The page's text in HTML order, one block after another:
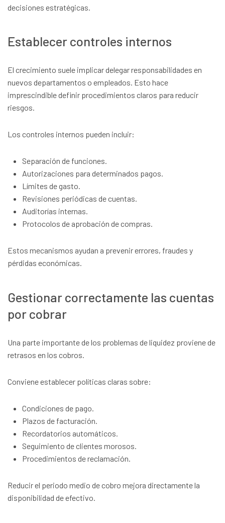
decisiones estratégicas.
Establecer controles internos
El crecimiento suele implicar delegar responsabilidades en
nuevos departamentos o empleados. Esto hace
imprescindible definir procedimientos claros para reducir
riesgos.
Los controles internos pueden incluir:
Separación de funciones.
Autorizaciones para determinados pagos.
Límites de gasto.
Revisiones periódicas de cuentas.
Auditorías internas.
Protocolos de aprobación de compras.
Estos mecanismos ayudan a prevenir errores, fraudes y
pérdidas económicas.
Gestionar correctamente las cuentas
por cobrar
Una parte importante de los problemas de liquidez proviene de
retrasos en los cobros.
Conviene establecer políticas claras sobre:
Condiciones de pago.
Plazos de facturación.
Recordatorios automáticos.
Seguimiento de clientes morosos.
Procedimientos de reclamación.
Reducir el periodo medio de cobro mejora directamente la
disponibilidad de efectivo.